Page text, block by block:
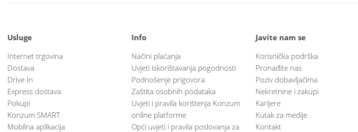
Usluge
Internet trgovina
Dostava
Drive In
Express dostava
Pokupi
Konzum SMART
Mobilna aplikacija
Info
Načini plaćanja
Uvjeti iskorištavanja pogodnosti
Podnošenje prigovora
Zaštita osobnih podataka
Uvjeti i pravila korištenja Konzum
online platforme
Opći uvjeti i pravila poslovanja za
Javite nam se
Korisnička podrška
Pronađite nas
Poziv dobavljačima
Nekretnine i zakupi
Karijere
Kutak za medije
Kontakt